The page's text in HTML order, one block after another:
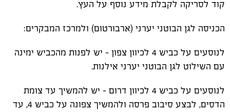
קוד לסריקה לקבלת מידע נוסף על העץ.
הכניסה לגן הבוטני יערני (ארבורטום) ולמרכז המבקרים:
לנוסעים על כביש 4 לכיוון צפון - יש לפנות מהכביש ימינה
עם השילוט לגן הבוטני יערני אילנות.
לנוסעים על כביש 4 לכיוון דרום - יש להמשיך עד צומת
הדסים, לבצע סיבוב פרסה ולהמשיך צפונה על כביש 4, עד